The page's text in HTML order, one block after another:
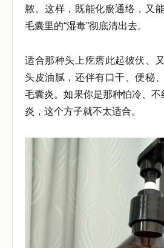
脓。这样，既能化瘀通络，又
毛囊里的“湿毒”彻底清出去。
适合那种头上疙瘩此起彼伏、
头皮油腻，还伴有口干、便秘
毛囊炎。如果你是那种怕冷、不
炎，这个方子就不太适合。